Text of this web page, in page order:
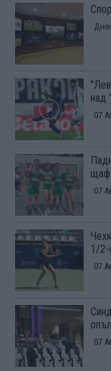
над
07
07
1/2-
07
07